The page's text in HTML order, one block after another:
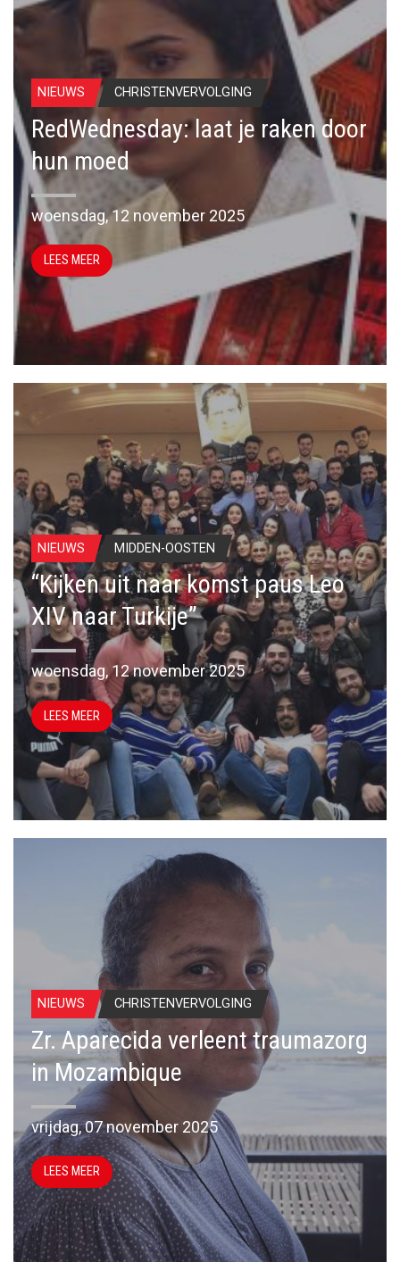
NIEUWS CHRISTENVERVOLGING
RedWednesday: laat je raken door
hun moed
woensdag, 12 november 2025
LEES MEER
NIEUWS MIDDEN-OOSTEN
“Kijken uit naar komst paus Leo
XIV naar Turkije”
woensdag, 12 november 2025
LEES MEER
NIEUWS CHRISTENVERVOLGING
Zr. Aparecida verleent traumazorg
in Mozambique
vrijdag, 07 november 2025
LEES MEER